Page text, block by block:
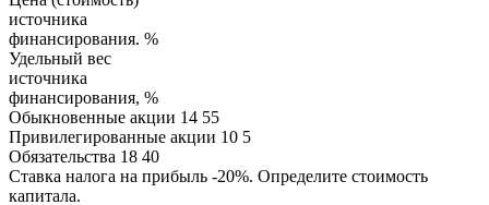
источника
финансирования. %
Удельный вес
источника
финансирования, %
Обыкновенные акции 14 55
Привилегированные акции 10 5
Обязательства 18 40
Ставка налога на прибыль -20%. Определите стоимость
капитала.